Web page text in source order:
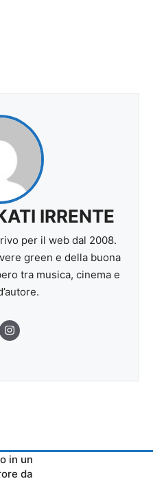
IRRENTE
per il web dal 2008.
green e della buona
tra musica, cinema e
in un
da